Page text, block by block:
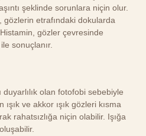
şeklinde sorunlara niçin olur.
etrafındaki dokularda
gözler çevresinde
sonuçlanır.
duyarlılık olan fotofobi sebebiyle
ışık ve akkor ışık gözleri kısma
rahatsızlığa niçin olabilir. Işığa